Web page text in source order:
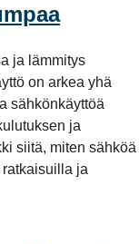
ja lämmitys
on arkea yhä
sähkönkäyttöä
ja
siitä, miten sähköä
ja